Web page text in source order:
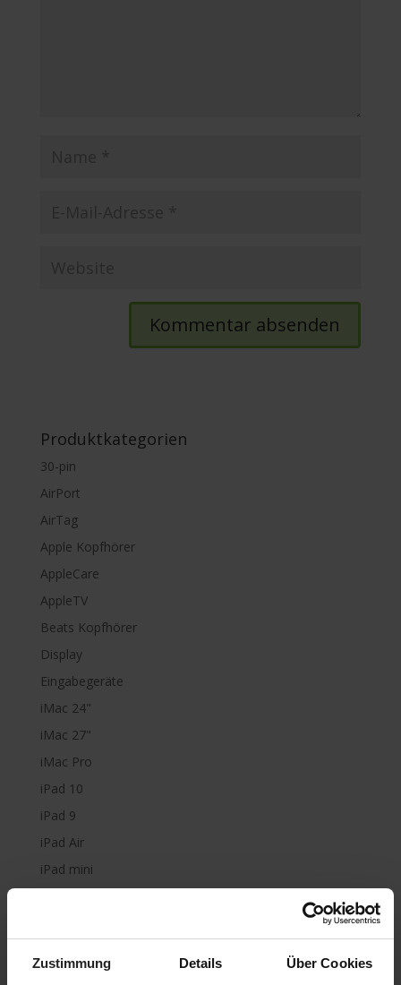
Zustimmung Details Über Cookies
Produktkategorien
30-pin
AirPort
AirTag
Apple Kopfhörer
AppleCare
AppleTV
Beats Kopfhörer
Display
Eingabegeräte
iMac 24"
iMac 27"
iMac Pro
iPad 10
iPad 9
iPad Air
iPad mini